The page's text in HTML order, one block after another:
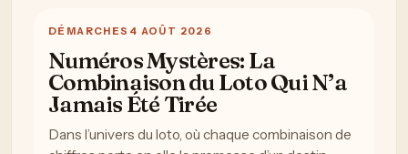
DÉMARCHES 4 AOÛT 2026
Numéros Mystères: La
Combinaison du Loto Qui N’a
Jamais Été Tirée
Dans l’univers du loto, où chaque combinaison de